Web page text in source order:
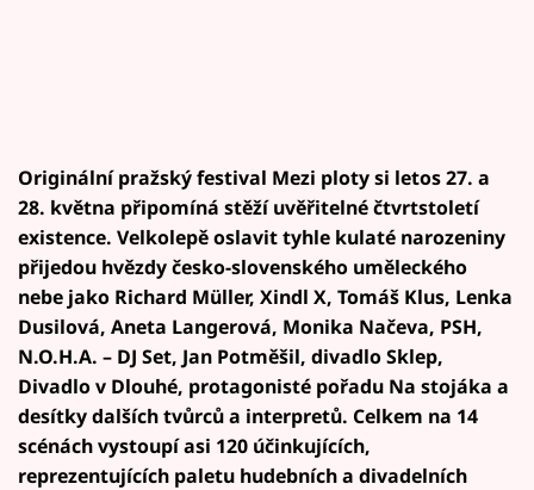
Originální pražský festival Mezi ploty si letos 27. a
28. května připomíná stěží uvěřitelné čtvrtstoletí
existence. Velkolepě oslavit tyhle kulaté narozeniny
přijedou hvězdy česko-slovenského uměleckého
nebe jako Richard Müller, Xindl X, Tomáš Klus, Lenka
Dusilová, Aneta Langerová, Monika Načeva, PSH,
N.O.H.A. – DJ Set, Jan Potměšil, divadlo Sklep,
Divadlo v Dlouhé, protagonisté pořadu Na stojáka a
desítky dalších tvůrců a interpretů. Celkem na 14
scénách vystoupí asi 120 účinkujících,
reprezentujících paletu hudebních a divadelních